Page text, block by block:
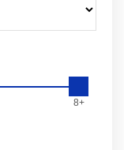
8+